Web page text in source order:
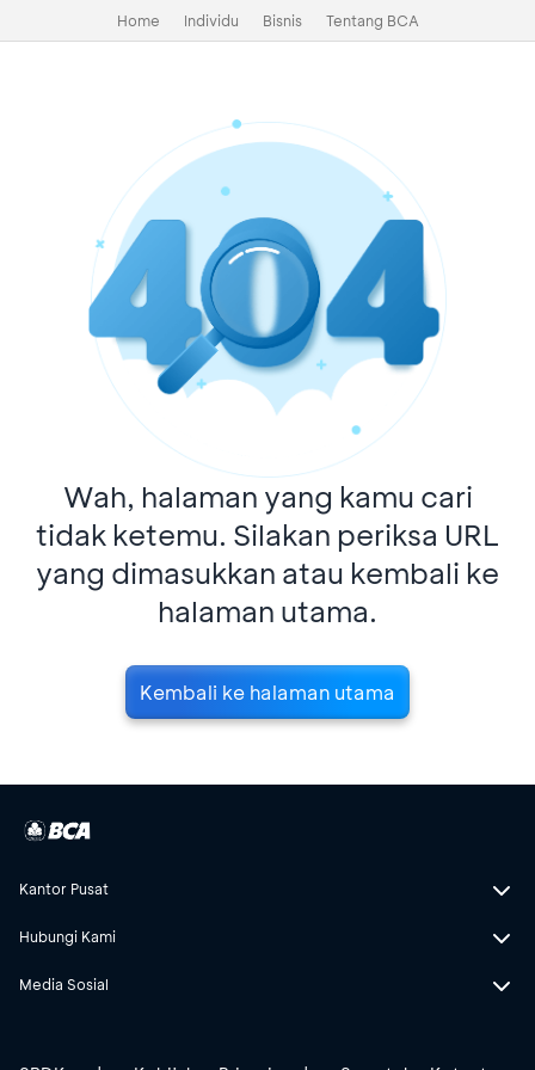
Home Individu Bisnis Tentang BCA
Wah, halaman yang kamu cari
tidak ketemu. Silakan periksa URL
yang dimasukkan atau kembali ke
halaman utama.
Kembali ke halaman utama
Kantor Pusat
Hubungi Kami
Media Sosial